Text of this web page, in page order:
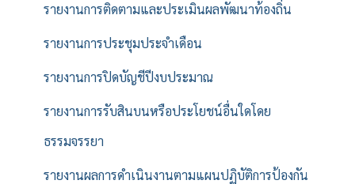
รายงานการติดตามและประเมินผลพัฒนาท้องถิ่น
รายงานการประชุมประจำเดือน
รายงานการปิดบัญชีปีงบประมาณ
รายงานการรับสินบนหรือประโยชน์อื่นใดโดย
ธรรมจรรยา
รายงานผลการดำเนินงานตามแผนปฏิบัติการป้องกัน